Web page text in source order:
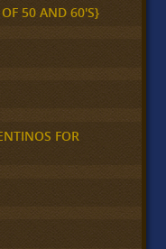
50 AND 60'S}
FOR